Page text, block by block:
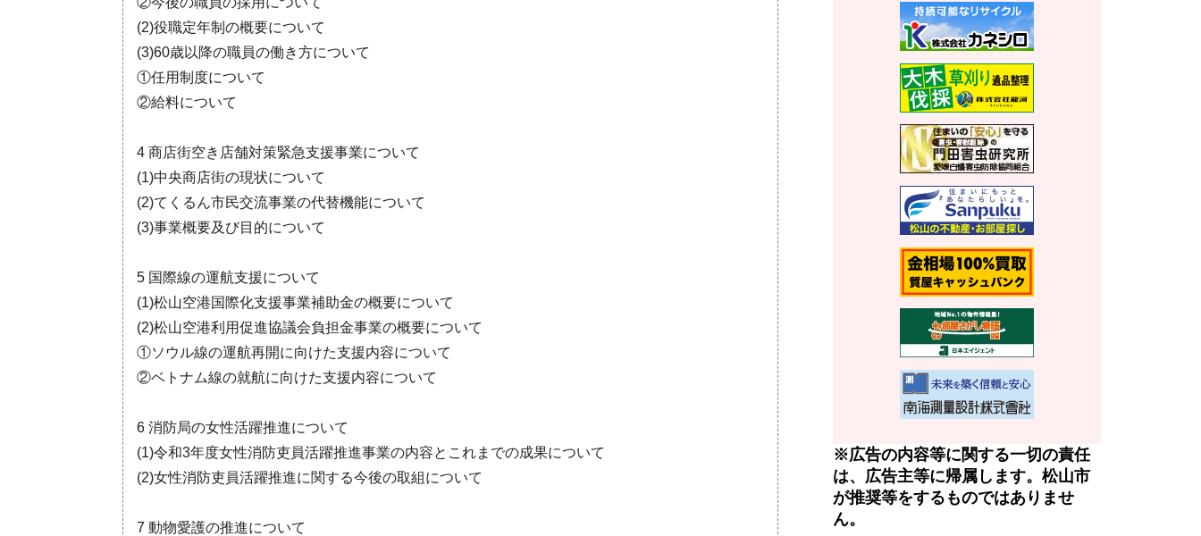
(2)役職定年制の概要について
(3)60歳以降の職員の働き方について
①任用制度について
②給料について
4 商店街空き店舗対策緊急支援事業について
(1)中央商店街の現状について
(2)てくるん市民交流事業の代替機能について
(3)事業概要及び目的について
5 国際線の運航支援について
(1)松山空港国際化支援事業補助金の概要について
(2)松山空港利用促進協議会負担金事業の概要について
①ソウル線の運航再開に向けた支援内容について
②ベトナム線の就航に向けた支援内容について
6 消防局の女性活躍推進について
(1)令和3年度女性消防吏員活躍推進事業の内容とこれまでの成果について
(2)女性消防吏員活躍推進に関する今後の取組について
7 動物愛護の推進について
※広告の内容等に関する一切の責任
は、広告主等に帰属します。松山市
が推奨等をするものではありませ
ん。